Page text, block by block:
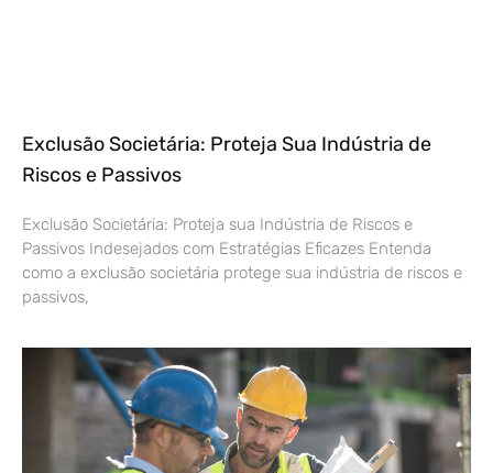
Exclusão Societária: Proteja Sua Indústria de
Riscos e Passivos
Exclusão Societária: Proteja sua Indústria de Riscos e
Passivos Indesejados com Estratégias Eficazes Entenda
como a exclusão societária protege sua indústria de riscos e
passivos,